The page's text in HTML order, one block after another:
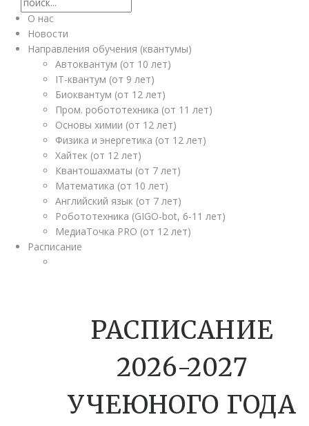
О нас
Новости
Направления обучения (квантумы)
Автоквантум (от 10 лет)
IT-квантум (от 9 лет)
Биоквантум (от 12 лет)
Пром. робототехника (от 11 лет)
Основы химии (от 12 лет)
Физика и энергетика (от 12 лет)
Хайтек (от 12 лет)
Квантошахматы (от 7 лет)
Математика (от 10 лет)
Английский язык (от 7 лет)
Робототехника (GIGO-bot, 6-11 лет)
МедиаТочка PRO (от 12 лет)
Расписание
РАСПИСАНИЕ
2026-2027
УЧЕЮНОГО ГОДА